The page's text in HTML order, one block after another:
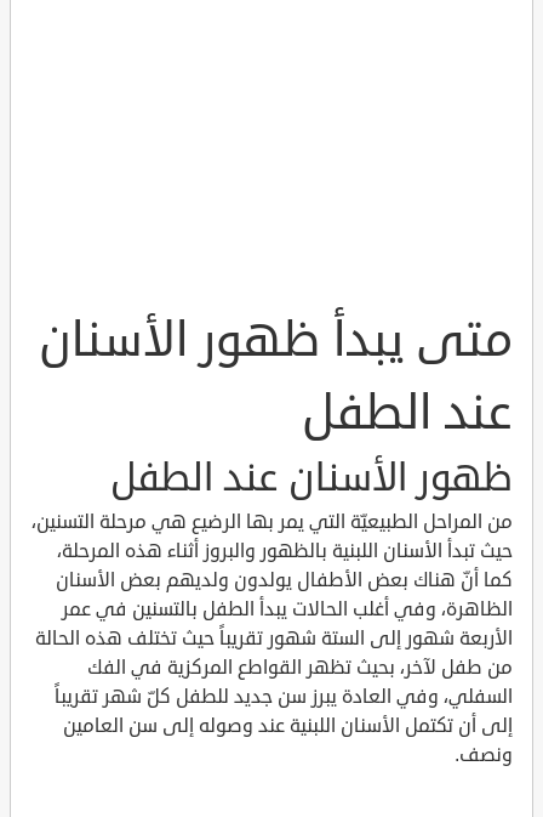
متى يبدأ ظهور الأسنان
عند الطفل
ظهور الأسنان عند الطفل
من المراحل الطبيعيّة التي يمر بها الرضيع هي مرحلة التسنين،
حيث تبدأ الأسنان اللبنية بالظهور والبروز أثناء هذه المرحلة،
كما أنّ هناك بعض الأطفال يولدون ولديهم بعض الأسنان
الظاهرة، وفي أغلب الحالات يبدأ الطفل بالتسنين في عمر
الأربعة شهور إلى الستة شهور تقريباً حيث تختلف هذه الحالة
من طفل لآخر، بحيث تظهر القواطع المركزية في الفك
السفلي، وفي العادة يبرز سن جديد للطفل كلّ شهر تقريباً
إلى أن تكتمل الأسنان اللبنية عند وصوله إلى سن العامين
ونصف.